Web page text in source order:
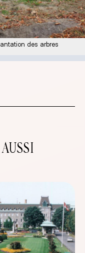
des arbres